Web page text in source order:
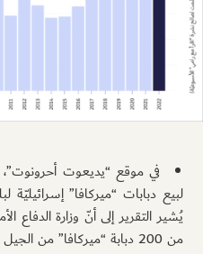
في موقع “يديعوت
لبيع دبابات “ميركافا” إسرائيليّة
يُشير التقرير إلى أنّ وزارة الدفاع
من 200 دبابة “ميركافا” من